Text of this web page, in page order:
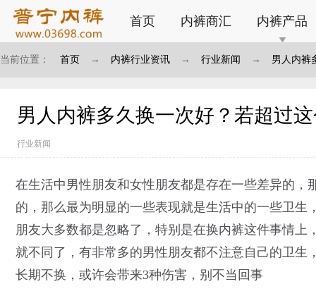
首页 内裤商汇 内裤产品
当前位置： 首页 → 内裤行业资讯 → 行业新闻 → 男人内裤
男人内裤多久换一次好？若超过
行业新闻
在生活中男性朋友和女性朋友都是存在一些差异的
的，那么最为明显的一些表现就是生活中的一些卫
朋友大多数都是忽略了，特别是在换内裤这件事情
就不同了，有非常多的男性朋友都不注意自己的卫
长期不换，或许会带来3种伤害，别不当回事